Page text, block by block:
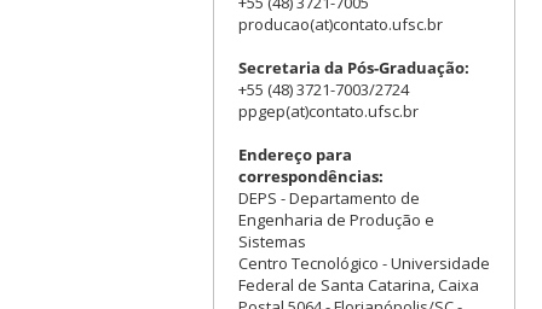
producao(at)contato.ufsc.br
Secretaria da Pós-Graduação:
+55 (48) 3721-7003/2724
ppgep(at)contato.ufsc.br
Endereço para
correspondências:
DEPS - Departamento de
Engenharia de Produção e
Sistemas
Centro Tecnológico - Universidade
Federal de Santa Catarina, Caixa